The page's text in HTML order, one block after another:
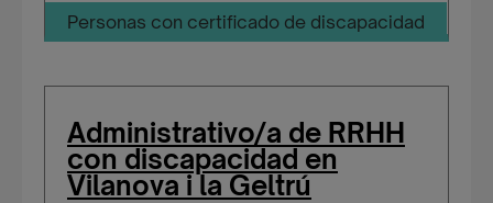
Personas con certificado de discapacidad
Administrativo/a de RRHH
con discapacidad en
Vilanova i la Geltrú